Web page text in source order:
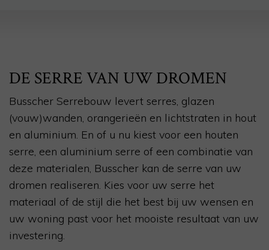
DE SERRE VAN UW DROMEN
Busscher Serrebouw levert serres, glazen
(vouw)wanden, orangerieën en lichtstraten in hout
en aluminium. En of u nu kiest voor een houten
serre, een aluminium serre of een combinatie van
deze materialen, Busscher kan de serre van uw
dromen realiseren. Kies voor uw serre het
materiaal of de stijl die het best bij uw wensen en
uw woning past voor het mooiste resultaat van uw
investering.